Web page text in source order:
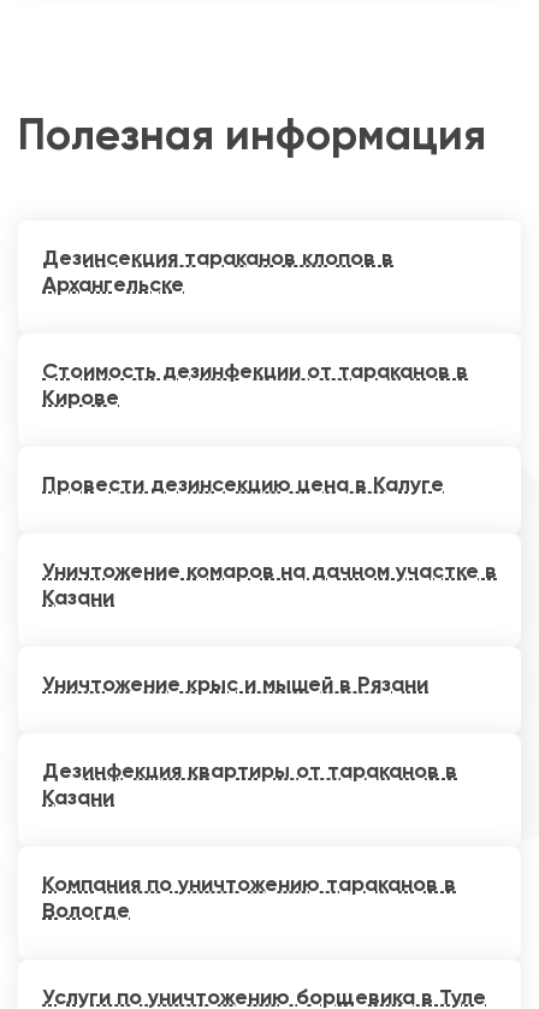
Полезная информация
Дезинсекция тараканов клопов в
Архангельске
Стоимость дезинфекции от тараканов в
Кирове
Провести дезинсекцию цена в Калуге
Уничтожение комаров на дачном участке в
Казани
Уничтожение крыс и мышей в Рязани
Дезинфекция квартиры от тараканов в
Казани
Компания по уничтожению тараканов в
Вологде
Услуги по уничтожению борщевика в Туле